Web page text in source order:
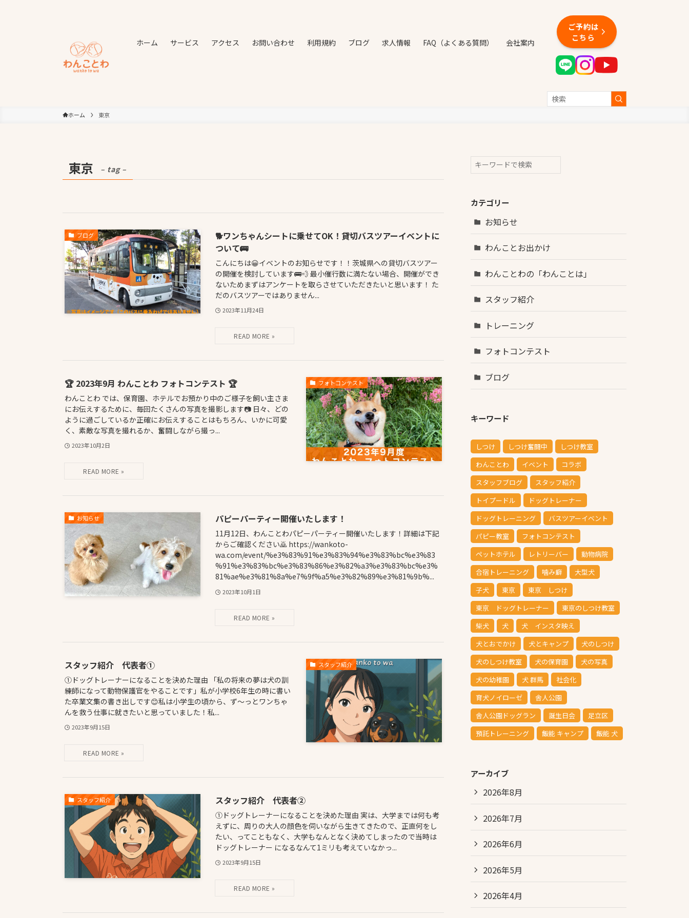
ホーム サービス アクセス お問い合わせ 利用規約 ブログ 求人情報 FAQ（よくある質問） 会社案内
ご予約は
こちら
ホーム 東京
東京 – tag –
ブログ
🐕ワンちゃんシートに乗せてOK！貸切バスツアーイベントに
ついて🚌
こんにちは😀イベントのお知らせです！！茨城県への貸切バスツアー
の開催を検討しています🚌💨 最小催行数に満たない場合、開催ができ
ないためまずはアンケートを取らさせていただきたいと思います！ た
だのバスツアーではありません...
2023年11月24日
フォトコンテスト
🏆 2023年9月 わんことわ フォトコンテスト 🏆
わんことわ では、保育園、ホテルでお預かり中のご様子を飼い主さま
にお伝えするために、毎回たくさんの写真を撮影します📷 日々、どの
ように過ごしているか正確にお伝えすることはもちろん、いかに可愛
く、素敵な写真を撮れるか、奮闘しながら撮っ...
2023年10月2日
お知らせ パピーパーティー開催いたします！
11月12日、わんことわパピーパーティー開催いたします！詳細は下記
からご確認ください🙇 https://wankoto-
wa.com/event/%e3%83%91%e3%83%94%e3%83%bc%e3%83
%91%e3%83%bc%e3%83%86%e3%82%a3%e3%83%bc%e3%
81%ae%e3%81%8a%e7%9f%a5%e3%82%89%e3%81%9b%...
2023年10月1日
スタッフ紹介
スタッフ紹介 代表者①
①ドッグトレーナーになることを決めた理由 「私の将来の夢は犬の訓
練師になって動物保護官をやることです」私が小学校6年生の時に書い
た卒業文集の書き出しです😊私は小学生の頃から、ず～っとワンちゃ
んを救う仕事に就きたいと思っていました！私...
2023年9月15日
スタッフ紹介 スタッフ紹介 代表者②
①ドッグトレーナーになることを決めた理由 実は、大学までは何も考
えずに、周りの大人の顔色を伺いながら生きてきたので、正直何をし
たい、ってこともなく、大学もなんとなく決めてしまったので当時は
ドッグトレーナー になるなんて1ミリも考えていなかっ...
2023年9月15日
検索
カテゴリー
お知らせ
わんことお出かけ
わんことわの「わんことは」
スタッフ紹介
トレーニング
フォトコンテスト
ブログ
キーワード
しつけ しつけ奮闘中
しつけ教室
わんことわ
イベント
コラボ
スタッフブログ
スタッフ紹介
トイプードル
ドッグトレーナー
ドッグトレーニング
バスツアーイベント
パピー教室
フォトコンテスト
ペットホテル
レトリーバー
動物病院
合宿トレーニング
噛み癖
大型犬
子犬
東京
東京 しつけ
東京 ドッグトレーナー
東京のしつけ教室
柴犬
犬
犬 インスタ映え
犬とおでかけ
犬とキャンプ
犬のしつけ
犬のしつけ教室
犬の保育園
犬の写真
犬の幼稚園
犬 群馬
社会化
育犬ノイローゼ
舎人公園
舎人公園ドッグラン
誕生日会
足立区
預託トレーニング
飯能 キャンプ 飯能 犬
アーカイブ
2026年8月
2026年7月
2026年6月
2026年5月
2026年4月